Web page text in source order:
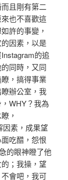
且剛有第二
也不喜歡這
許的事變，
因素，以是
的追
同時，又同
，搞得事業
辦公室，我
WHY？我為
，
因素，成果望
吃醋，怨恨
的眼神瞪了他
；我操，望
會吧，我可